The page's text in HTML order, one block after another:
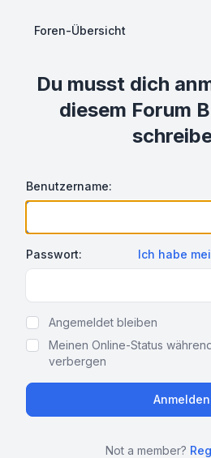
Foren-Übersicht
Du musst dich
diesem Forum
Benutzername:
Passwort: Ich habe
Angemeldet bleiben
Meinen Online-Status
verbergen
Not a member?